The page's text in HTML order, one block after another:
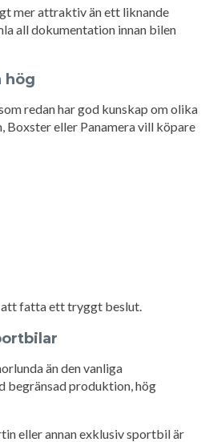
mer attraktiv än ett liknande
all dokumentation innan bilen
hög
redan har god kunskap om olika
Boxster eller Panamera vill köpare
att fatta ett tryggt beslut.
än den vanliga
begränsad produktion, hög
eller annan exklusiv sportbil är